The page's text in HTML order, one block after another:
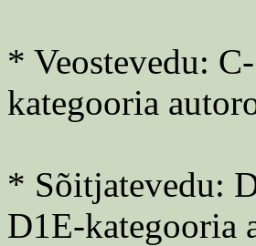
* Veostevedu:
kategooria
* Sõitjatevedu:
D1E-kategooria